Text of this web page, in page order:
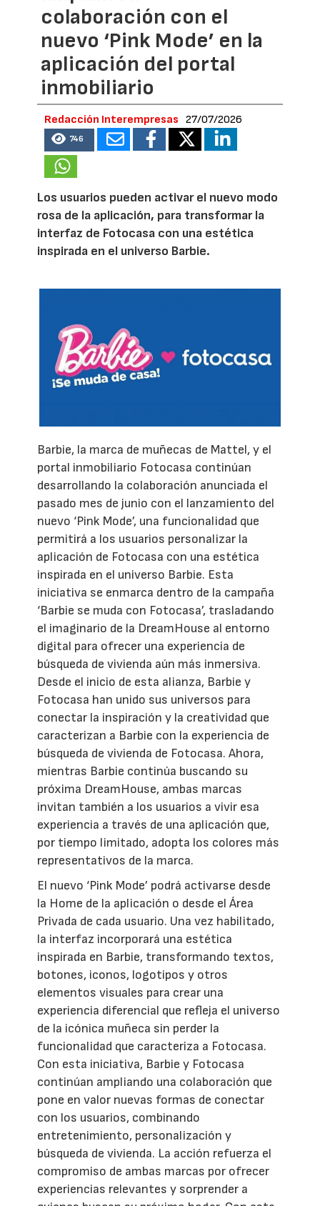
colaboración con el
nuevo ‘Pink Mode’ en la
aplicación del portal
inmobiliario
Redacción Interempresas 27/07/2026
746
Los usuarios pueden activar el nuevo modo
rosa de la aplicación, para transformar la
interfaz de Fotocasa con una estética
inspirada en el universo Barbie.
Barbie, la marca de muñecas de Mattel, y el
portal inmobiliario Fotocasa continúan
desarrollando la colaboración anunciada el
pasado mes de junio con el lanzamiento del
nuevo ‘Pink Mode’, una funcionalidad que
permitirá a los usuarios personalizar la
aplicación de Fotocasa con una estética
inspirada en el universo Barbie. Esta
iniciativa se enmarca dentro de la campaña
‘Barbie se muda con Fotocasa’, trasladando
el imaginario de la DreamHouse al entorno
digital para ofrecer una experiencia de
búsqueda de vivienda aún más inmersiva.
Desde el inicio de esta alianza, Barbie y
Fotocasa han unido sus universos para
conectar la inspiración y la creatividad que
caracterizan a Barbie con la experiencia de
búsqueda de vivienda de Fotocasa. Ahora,
mientras Barbie continúa buscando su
próxima DreamHouse, ambas marcas
invitan también a los usuarios a vivir esa
experiencia a través de una aplicación que,
por tiempo limitado, adopta los colores más
representativos de la marca.
El nuevo ‘Pink Mode’ podrá activarse desde
la Home de la aplicación o desde el Área
Privada de cada usuario. Una vez habilitado,
la interfaz incorporará una estética
inspirada en Barbie, transformando textos,
botones, iconos, logotipos y otros
elementos visuales para crear una
experiencia diferencial que refleja el universo
de la icónica muñeca sin perder la
funcionalidad que caracteriza a Fotocasa.
Con esta iniciativa, Barbie y Fotocasa
continúan ampliando una colaboración que
pone en valor nuevas formas de conectar
con los usuarios, combinando
entretenimiento, personalización y
búsqueda de vivienda. La acción refuerza el
compromiso de ambas marcas por ofrecer
experiencias relevantes y sorprender a